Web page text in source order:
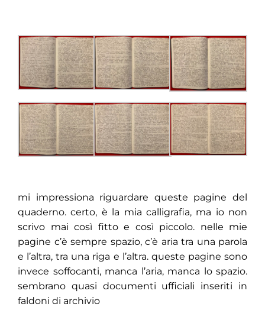
mi impressiona riguardare queste pagine del
quaderno. certo, è la mia calligrafia, ma io non
scrivo mai così fitto e così piccolo. nelle mie
pagine c’è sempre spazio, c’è aria tra una parola
e l’altra, tra una riga e l’altra. queste pagine sono
invece soffocanti, manca l’aria, manca lo spazio.
sembrano quasi documenti ufficiali inseriti in
faldoni di archivio